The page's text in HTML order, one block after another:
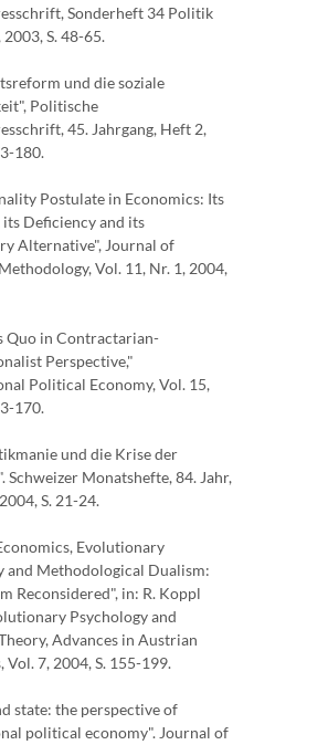
Sonderheft 34 Politik
S. 48-65.
und die soziale
Politische
45. Jahrgang, Heft 2,
180.
Postulate in Economics: Its
Deficiency and its
Alternative", Journal of
Vol. 11, Nr. 1, 2004,
Quo in Contractarian-
Perspective,"
Political Economy, Vol. 15,
170.
und die Krise der
Schweizer Monatshefte, 84. Jahr,
S. 21-24.
Evolutionary
and Methodological Dualism:
Reconsidered", in: R. Koppl
Psychology and
Advances in Austrian
Vol. 7, 2004, S. 155-199.
state: the perspective of
political economy". Journal of